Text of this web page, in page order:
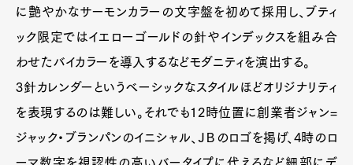
GourmetCars
ProductCultureLifestyle
Pen Membership
Magazine
Official Columnist
About
に艶やかなサーモンカラーの文字盤を初めて採用し、ブティ
ック限定ではイエローゴールドの針やインデックスを組み合
わせたバイカラーを導入するなどモダニティを演出する。
3針カレンダーというベーシックなスタイルほどオリジナリティ
を表現するのは難しい。それでも12時位置に創業者ジャン=
ジャック・ブランパンのイニシャル、ＪＢのロゴを掲げ、4時のロ